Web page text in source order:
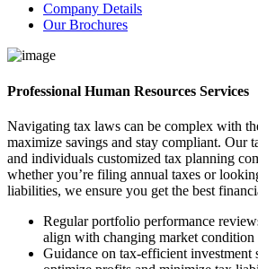
Company Details
Our Brochures
Professional Human Resources Services
Navigating tax laws can be complex with
maximize savings and stay compliant. Our
and individuals customized tax planning
whether you’re filing annual taxes or
liabilities, we ensure you get the best
Regular portfolio performance
align with changing market condition
Guidance on tax-efficient investment